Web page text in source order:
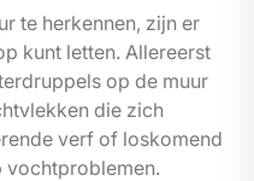
te herkennen, zijn er
kunt letten. Allereerst
op de muur
die zich
verf of loskomend
vochtproblemen.